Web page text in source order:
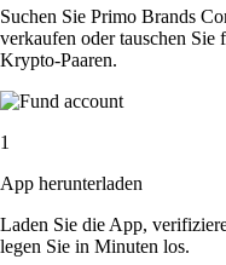
Suchen Sie Primo Brands
verkaufen oder tauschen
Krypto-Paaren.
1
App herunterladen
Laden Sie die App,
legen Sie in Minuten los.